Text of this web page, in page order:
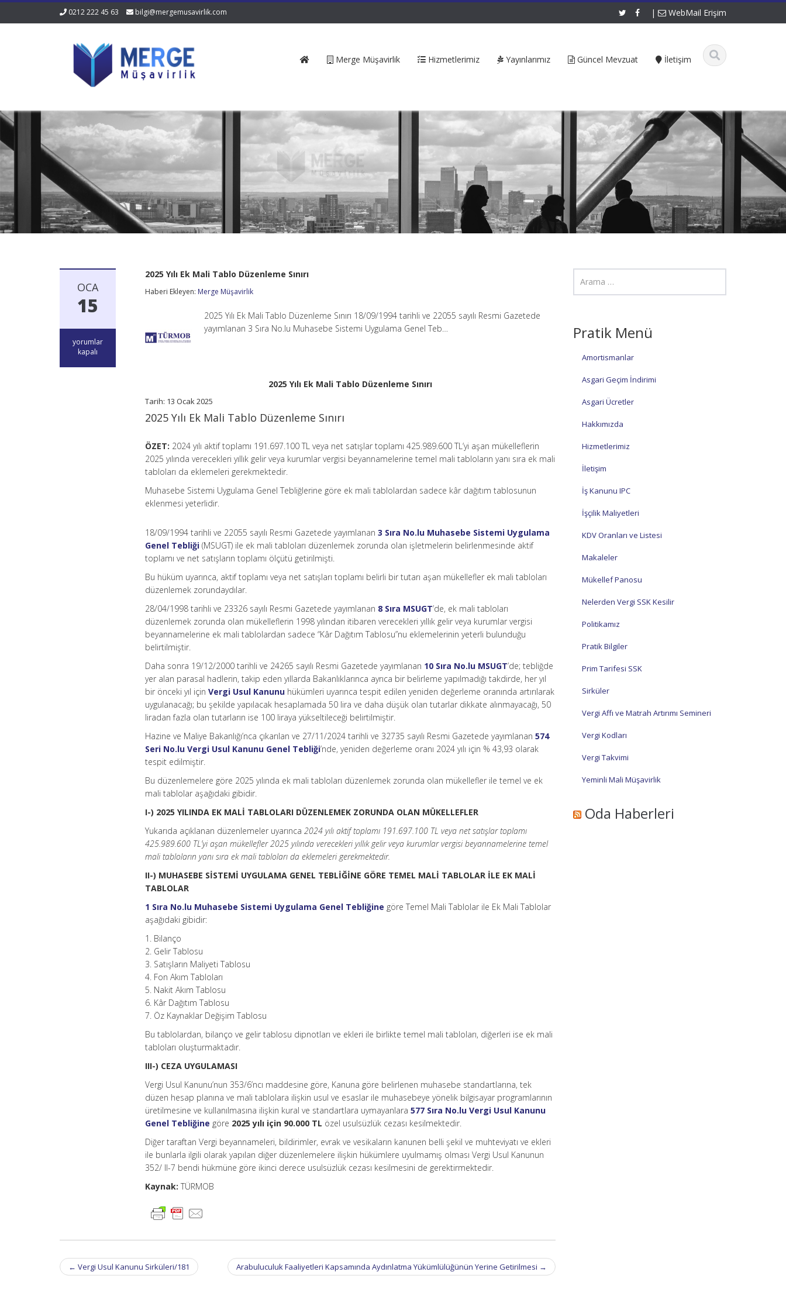
0212 222 45 63 bilgi@mergemusavirlik.com | WebMail Erişim
Merge Müşavirlik Hizmetlerimiz Yayınlarımız Güncel Mevzuat İletişim
OCA
15
2025
Yılı
yorumlar
kapalı
2025 Yılı Ek Mali Tablo Düzenleme Sınırı
Haberi Ekleyen: Merge Müşavirlik
2025 Yılı Ek Mali Tablo Düzenleme Sınırı 18/09/1994 tarihli ve 22055 sayılı Resmi Gazetede
yayımlanan 3 Sıra No.lu Muhasebe Sistemi Uygulama Genel Teb…
2025 Yılı Ek Mali Tablo Düzenleme Sınırı
Tarih: 13 Ocak 2025
2025 Yılı Ek Mali Tablo Düzenleme Sınırı
ÖZET: 2024 yılı aktif toplamı 191.697.100 TL veya net satışlar toplamı 425.989.600 TL’yi aşan mükelleflerin
2025 yılında verecekleri yıllık gelir veya kurumlar vergisi beyannamelerine temel mali tabloların yanı sıra ek mali
tabloları da eklemeleri gerekmektedir.
Muhasebe Sistemi Uygulama Genel Tebliğlerine göre ek mali tablolardan sadece kâr dağıtım tablosunun
eklenmesi yeterlidir.
18/09/1994 tarihli ve 22055 sayılı Resmi Gazetede yayımlanan3 Sıra No.lu Muhasebe Sistemi Uygulama
Genel Tebliği (MSUGT) ile ek mali tabloları düzenlemek zorunda olan işletmelerin belirlenmesinde aktif
toplamı ve net satışların toplamı ölçütü getirilmişti.
Bu hüküm uyarınca, aktif toplamı veya net satışları toplamı belirli bir tutarı aşan mükellefler ek mali tabloları
düzenlemek zorundaydılar.
28/04/1998 tarihli ve 23326 sayılı Resmi Gazetede yayımlanan 8 Sıra MSUGT’de, ek mali tabloları
düzenlemek zorunda olan mükelleflerin 1998 yılından itibaren verecekleri yıllık gelir veya kurumlar vergisi
beyannamelerine ek mali tablolardan sadece “Kâr Dağıtım Tablosu”nu eklemelerinin yeterli bulunduğu
belirtilmiştir.
Daha sonra 19/12/2000 tarihli ve 24265 sayılı Resmi Gazetede yayımlanan 10 Sıra No.lu MSUGT’de; tebliğde
yer alan parasal hadlerin, takip eden yıllarda Bakanlıklarınca ayrıca bir belirleme yapılmadığı takdirde, her yıl
bir önceki yıl içinVergi Usul Kanunu hükümleri uyarınca tespit edilen yeniden değerleme oranında artırılarak
uygulanacağı; bu şekilde yapılacak hesaplamada 50 lira ve daha düşük olan tutarlar dikkate alınmayacağı, 50
liradan fazla olan tutarların ise 100 liraya yükseltileceği belirtilmiştir.
Hazine ve Maliye Bakanlığı’nca çıkarılan ve 27/11/2024 tarihli ve 32735 sayılı Resmi Gazetede yayımlanan574
Seri No.lu Vergi Usul Kanunu Genel Tebliği’nde, yeniden değerleme oranı 2024 yılı için % 43,93 olarak
tespit edilmiştir.
Bu düzenlemelere göre 2025 yılında ek mali tabloları düzenlemek zorunda olan mükellefler ile temel ve ek
mali tablolar aşağıdaki gibidir.
I-) 2025 YILINDA EK MALİ TABLOLARI DÜZENLEMEK ZORUNDA OLAN MÜKELLEFLER
Yukarıda açıklanan düzenlemeler uyarınca 2024 yılı aktif toplamı 191.697.100 TL veya net satışlar toplamı
425.989.600 TL’yi aşan mükellefler 2025 yılında verecekleri yıllık gelir veya kurumlar vergisi beyannamelerine temel
mali tabloların yanı sıra ek mali tabloları da eklemeleri gerekmektedir.
II-) MUHASEBE SİSTEMİ UYGULAMA GENEL TEBLİĞİNE GÖRE TEMEL MALİ TABLOLAR İLE EK MALİ
TABLOLAR
1 Sıra No.lu Muhasebe Sistemi Uygulama Genel Tebliğine göre Temel Mali Tablolar ile Ek Mali Tablolar
aşağıdaki gibidir:
1. Bilanço
2. Gelir Tablosu
3. Satışların Maliyeti Tablosu
4. Fon Akım Tabloları
5. Nakit Akım Tablosu
6. Kâr Dağıtım Tablosu
7. Öz Kaynaklar Değişim Tablosu
Bu tablolardan, bilanço ve gelir tablosu dipnotları ve ekleri ile birlikte temel mali tabloları, diğerleri ise ek mali
tabloları oluşturmaktadır.
III-) CEZA UYGULAMASI
Vergi Usul Kanunu’nun 353/6’ncı maddesine göre, Kanuna göre belirlenen muhasebe standartlarına, tek
düzen hesap planına ve mali tablolara ilişkin usul ve esaslar ile muhasebeye yönelik bilgisayar programlarının
üretilmesine ve kullanılmasına ilişkin kural ve standartlara uymayanlara577 Sıra No.lu Vergi Usul Kanunu
Genel Tebliğine göre 2025 yılı için 90.000 TL özel usulsüzlük cezası kesilmektedir.
Diğer taraftan Vergi beyannameleri, bildirimler, evrak ve vesikaların kanunen belli şekil ve muhteviyatı ve ekleri
ile bunlarla ilgili olarak yapılan diğer düzenlemelere ilişkin hükümlere uyulmamış olması Vergi Usul Kanunun
352/ II-7 bendi hükmüne göre ikinci derece usulsüzlük cezası kesilmesini de gerektirmektedir.
Kaynak: TÜRMOB
Post
navigation
← Vergi Usul Kanunu Sirküleri/181 Arabuluculuk Faaliyetleri Kapsamında Aydınlatma Yükümlülüğünün Yerine Getirilmesi →
Pratik Menü
Amortismanlar
Asgari Geçim İndirimi
Asgari Ücretler
Hakkımızda
Hizmetlerimiz
İletişim
İş Kanunu IPC
İşçilik Maliyetleri
KDV Oranları ve Listesi
Makaleler
Mükellef Panosu
Nelerden Vergi SSK Kesilir
Politikamız
Pratik Bilgiler
Prim Tarifesi SSK
Sirküler
Vergi Affı ve Matrah Artırımı Semineri
Vergi Kodları
Vergi Takvimi
Yeminli Mali Müşavirlik
Oda Haberleri